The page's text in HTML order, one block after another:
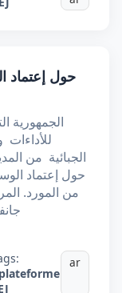
حول إعتماد
الجمهورية
للأداءات
الجبائية من
حول إعتماد
جانفي 2023 وبعد،
ar